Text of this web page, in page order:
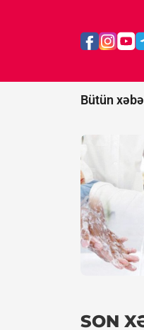
Bütün
göstərilib
SON